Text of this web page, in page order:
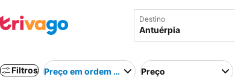
Destino
Filtros Preço em ordem crescentePreço